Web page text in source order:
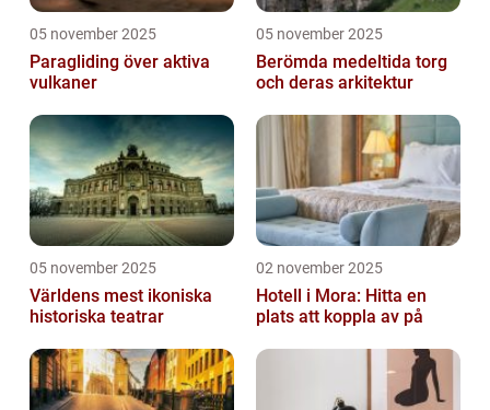
05 november 2025
Paragliding över aktiva
vulkaner
05 november 2025
Berömda medeltida torg
och deras arkitektur
05 november 2025
Världens mest ikoniska
historiska teatrar
02 november 2025
Hotell i Mora: Hitta en
plats att koppla av på